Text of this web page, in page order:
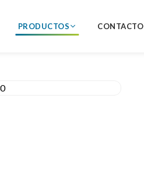
PRODUCTOS CONTACTO